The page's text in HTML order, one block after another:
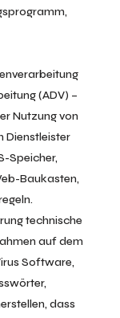
(ADV) –
Nutzung von
Dienstleister
Speicher,
Baukasten,
technische
auf dem
Software,
dass